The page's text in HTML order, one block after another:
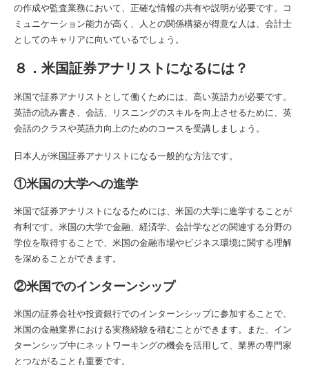
の作成や監査業務において、正確な情報の共有や説明が必要です。コ
ミュニケーション能力が高く、人との関係構築が得意な人は、会計士
としてのキャリアに向いているでしょう。
８．米国証券アナリストになるには？
米国で証券アナリストとして働くためには、高い英語力が必要です。
英語の読み書き、会話、リスニングのスキルを向上させるために、英
会話のクラスや英語力向上のためのコースを受講しましょう。
日本人が米国証券アナリストになる一般的な方法です。
①米国の大学への進学
米国で証券アナリストになるためには、米国の大学に進学することが
有利です。米国の大学で金融、経済学、会計学などの関連する分野の
学位を取得することで、米国の金融市場やビジネス環境に関する理解
を深めることができます。
②米国でのインターンシップ
米国の証券会社や投資銀行でのインターンシップに参加することで、
米国の金融業界における実務経験を積むことができます。また、イン
ターンシップ中にネットワーキングの機会を活用して、業界の専門家
とつながることも重要です。